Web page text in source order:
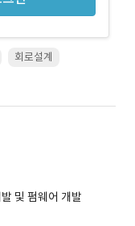
회로설계
및 펌웨어 개발